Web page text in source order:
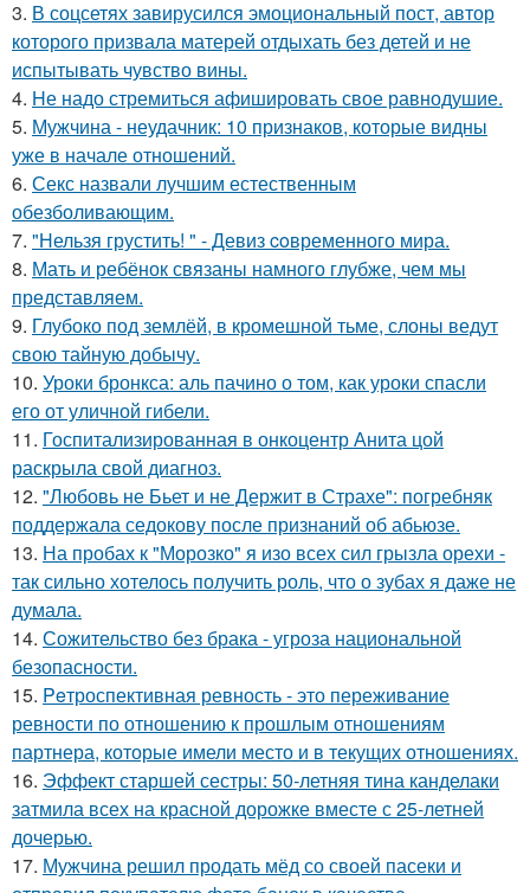
3. В соцсетях завирусился эмоциональный пост, автор
которого призвала матерей отдыхать без детей и не
испытывать чувство вины.
4. Hе надо стремиться афишировать свое равнодушие.
5. Мужчина - неудачник: 10 признаков, которые видны
уже в начале отношений.
6. Секс назвали лучшим естественным
обезболивающим.
7. "Нельзя грустить! " - Девиз coвременного мира.
8. Мать и ребёнок связаны намного глубже, чем мы
представляем.
9. Глубоко под землёй, в кромешной тьме, слоны ведут
свою тайную добычу.
10. Уроки бронкса: аль пачино о том, как уроки спасли
его от уличной гибели.
11. Госпитализированная в онкоцентр Анита цой
раскрыла свой диагноз.
12. "Любовь не Бьет и не Держит в Страхе": погребняк
поддержала седокову после признаний об абьюзе.
13. На пробах к "Морозко" я изо всех сил грызла орехи -
так сильно хотелось получить роль, что о зубах я даже не
думала.
14. Сожительство без брака - угроза национальной
безопасности.
15. Peтроспективная ревность - это переживание
ревности по отношению к прошлым отношениям
партнера, которые имели место и в текущих отношениях.
16. Эффект старшей сестры: 50-летняя тина канделаки
затмила всех на красной дорожке вместе с 25-летней
дочерью.
17. Мужчина решил продать мёд со своей пасеки и